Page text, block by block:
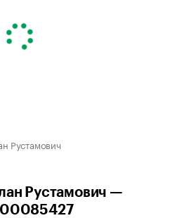
Рустамович
Рустамович —